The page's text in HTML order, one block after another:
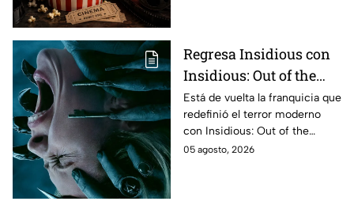
México
Regresa Insidious con
Insidious: Out of the
Further; esto revela el
aterrador primer tráiler
Está de vuelta la franquicia que
redefinió el terror moderno
con Insidious: Out of the
Further. Te contamos todo lo
05 agosto, 2026